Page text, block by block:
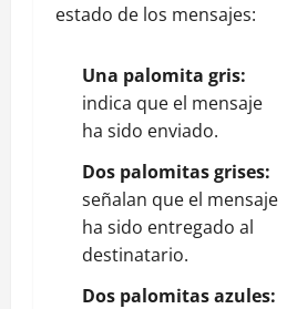
estado de los mensajes:
Una palomita gris:
indica que el mensaje
ha sido enviado.
Dos palomitas grises:
señalan que el mensaje
ha sido entregado al
destinatario.
Dos palomitas azules: